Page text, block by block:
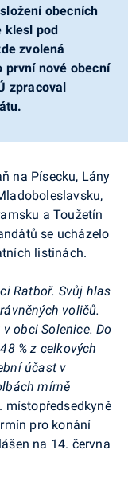
obecních
klesl pod
zvolená
první nové obecní
zpracoval
na Písecku, Lány
a Toužetín
se ucházelo
listinách.
Ratboř. Svůj hlas
voličů.
obci Solenice. Do
% z celkových
účast v
mírně
místopředsedkyně
pro konání
na 14. června